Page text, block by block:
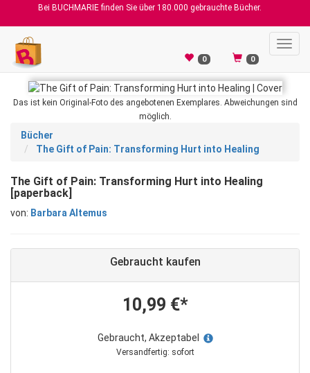
Bei BUCHMARIE finden Sie über 180.000 gebrauchte Bücher.
0 0
Das ist kein Original-Foto des angebotenen Exemplares. Abweichungen sind
möglich.
Bücher
The Gift of Pain: Transforming Hurt into Healing
The Gift of Pain: Transforming Hurt into Healing
[paperback]
von: Barbara Altemus
Gebraucht kaufen
10,99 €*
Gebraucht, Akzeptabel
Versandfertig: sofort